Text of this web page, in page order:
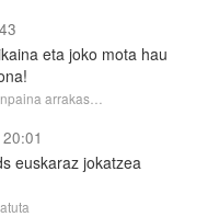
eta joko mota hau
arrakas…
euskaraz jokatzea